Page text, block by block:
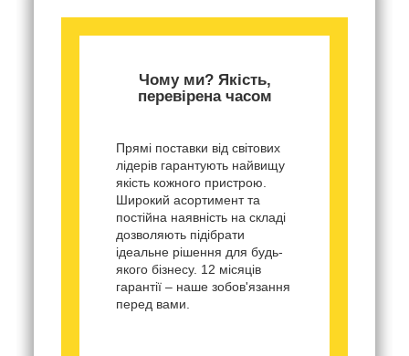
Чому ми? Якість,
перевірена часом
Прямі поставки від світових
лідерів гарантують найвищу
якість кожного пристрою.
Широкий асортимент та
постійна наявність на складі
дозволяють підібрати
ідеальне рішення для будь-
якого бізнесу. 12 місяців
гарантії – наше зобов'язання
перед вами.